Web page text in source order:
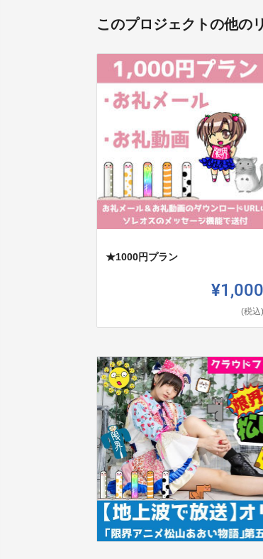
このプロジェクトの他の
★1000円プラン
¥1,000
(税込)